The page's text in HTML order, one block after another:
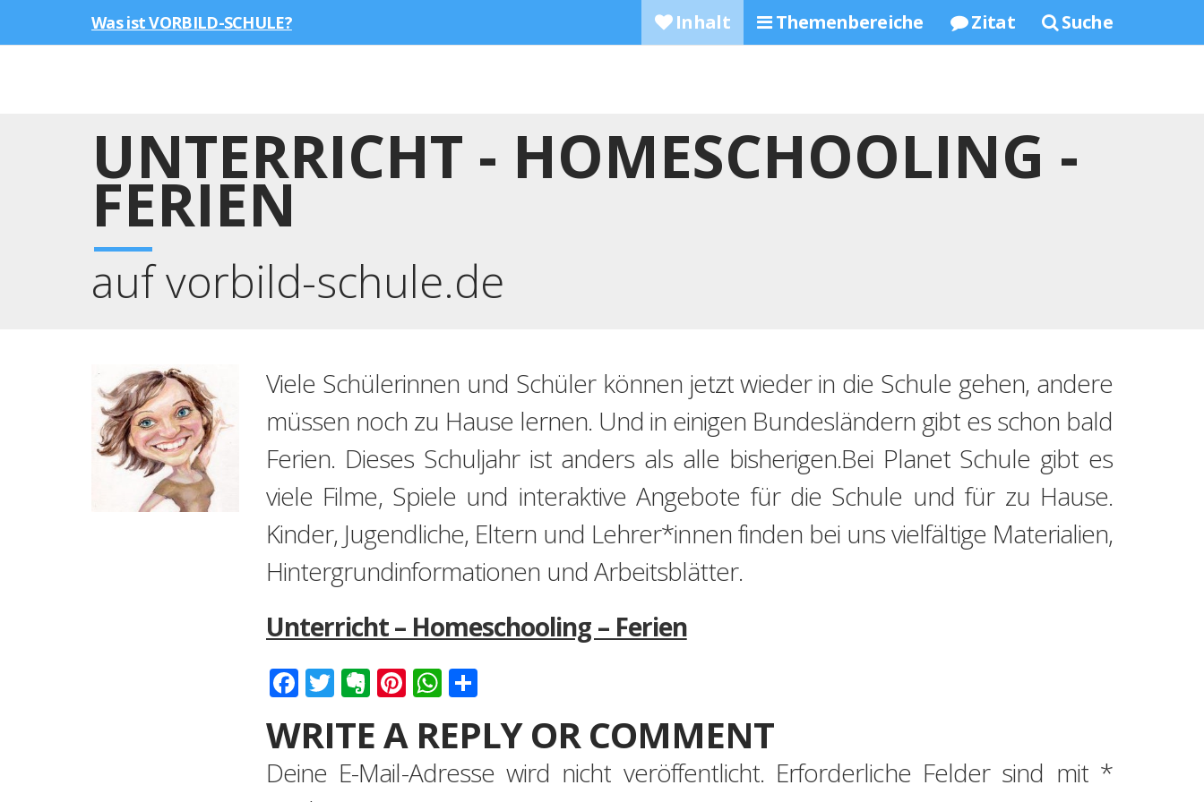
Was ist VORBILD-SCHULE? Inhalt Themenbereiche Zitat Suche
UNTERRICHT - HOMESCHOOLING -
FERIEN
auf vorbild-schule.de
Viele Schülerinnen und Schüler können jetzt wieder in die Schule gehen, andere
müssen noch zu Hause lernen. Und in einigen Bundesländern gibt es schon bald
Ferien. Dieses Schuljahr ist anders als alle bisherigen.Bei Planet Schule gibt es
viele Filme, Spiele und interaktive Angebote für die Schule und für zu Hause.
Kinder, Jugendliche, Eltern und Lehrer*innen finden bei uns vielfältige Materialien,
Hintergrundinformationen und Arbeitsblätter.
Unterricht – Homeschooling – Ferien
Facebook
Twitter
Evernote
Pinterest
WhatsApp
WRITE A REPLY OR COMMENT
Deine E-Mail-Adresse wird nicht veröffentlicht. Erforderliche Felder sind mit *